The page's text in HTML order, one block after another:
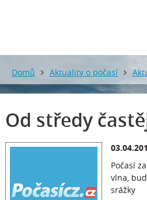
Domů Aktuality o počasí
častější srážky
Od středy
Počasí
vlna,
srážky